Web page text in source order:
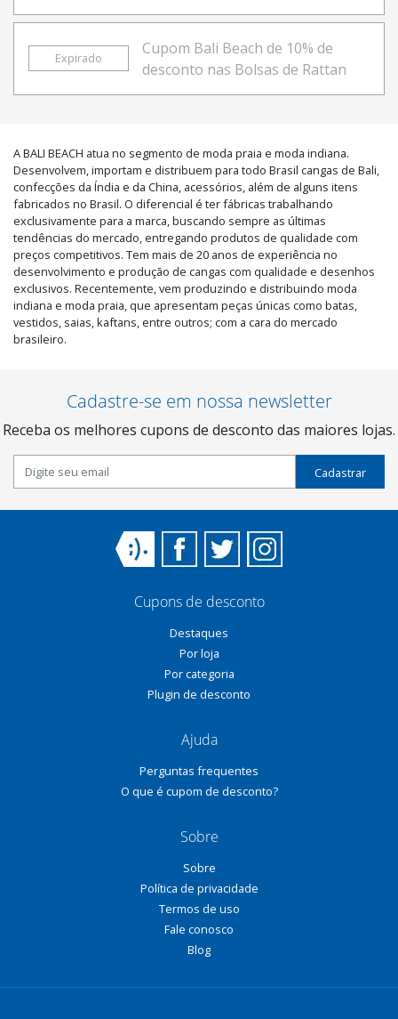
Expirado
Cupom Bali Beach de 10% de
desconto nas Bolsas de Rattan
A BALI BEACH atua no segmento de moda praia e moda indiana.
Desenvolvem, importam e distribuem para todo Brasil cangas de Bali,
confecções da Índia e da China, acessórios, além de alguns itens
fabricados no Brasil. O diferencial é ter fábricas trabalhando
exclusivamente para a marca, buscando sempre as últimas
tendências do mercado, entregando produtos de qualidade com
preços competitivos. Tem mais de 20 anos de experiência no
desenvolvimento e produção de cangas com qualidade e desenhos
exclusivos. Recentemente, vem produzindo e distribuindo moda
indiana e moda praia, que apresentam peças únicas como batas,
vestidos, saias, kaftans, entre outros; com a cara do mercado
brasileiro.
Cadastre-se em nossa newsletter
Receba os melhores cupons de desconto das maiores lojas.
Cadastrar
Cupons de desconto
Destaques
Por loja
Por categoria
Plugin de desconto
Ajuda
Perguntas frequentes
O que é cupom de desconto?
Sobre
Sobre
Política de privacidade
Termos de uso
Fale conosco
Blog